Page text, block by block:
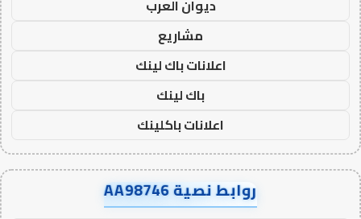
ديوان العرب
مشاريع
اعلانات باك لينك
باك لينك
اعلانات باكلينك
روابط نصية AA98746